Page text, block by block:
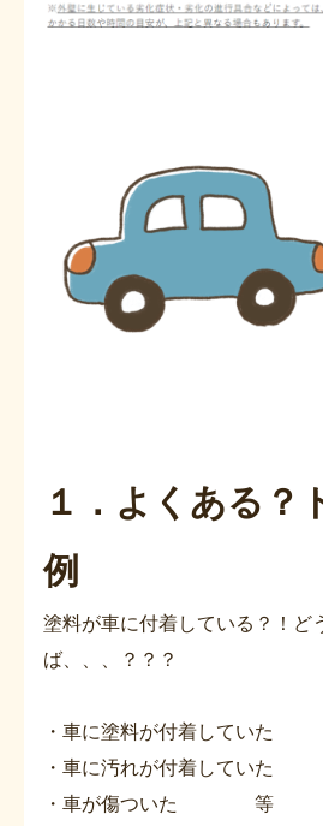
１．よくある？
例
塗料が車に付着している？！ど
ば、、、？？？
・車に塗料が付着していた
・車に汚れが付着していた
・車が傷ついた 等